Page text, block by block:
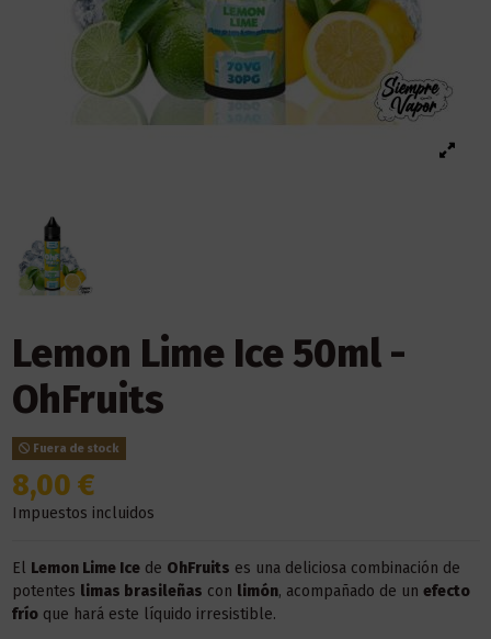
Lemon Lime Ice 50ml -
OhFruits
Fuera de stock
8,00 €
Impuestos incluidos
El Lemon Lime Icede OhFruits es una deliciosa combinación de
potentes limas brasileñas con limón, acompañado de un efecto
fríoque hará este líquido irresistible.